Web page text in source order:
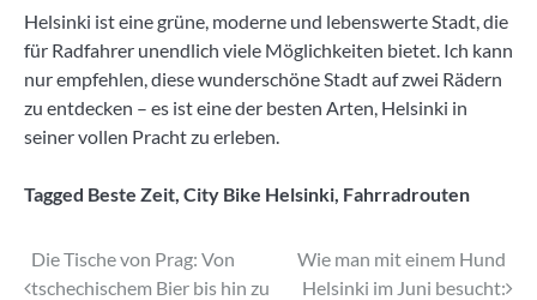
Helsinki ist eine grüne, moderne und lebenswerte Stadt, die
für Radfahrer unendlich viele Möglichkeiten bietet. Ich kann
nur empfehlen, diese wunderschöne Stadt auf zwei Rädern
zu entdecken – es ist eine der besten Arten, Helsinki in
seiner vollen Pracht zu erleben.
Tagged Beste Zeit City Bike Helsinki Fahrradrouten
Beitragsnavigation
Die Tische von Prag: Von
tschechischem Bier bis hin zu
Wie man mit einem Hund
Helsinki im Juni besucht: